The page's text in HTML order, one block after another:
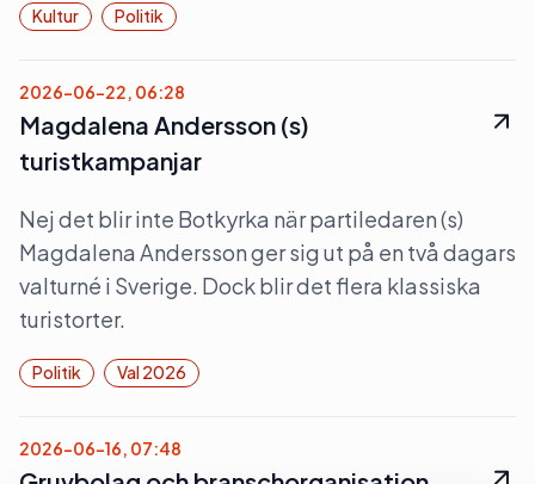
Kultur Politik
2026-06-22, 06:28
Magdalena Andersson (s)
turistkampanjar
Nej det blir inte Botkyrka när partiledaren (s)
Magdalena Andersson ger sig ut på en två dagars
valturné i Sverige. Dock blir det flera klassiska
turistorter.
Politik Val 2026
2026-06-16, 07:48